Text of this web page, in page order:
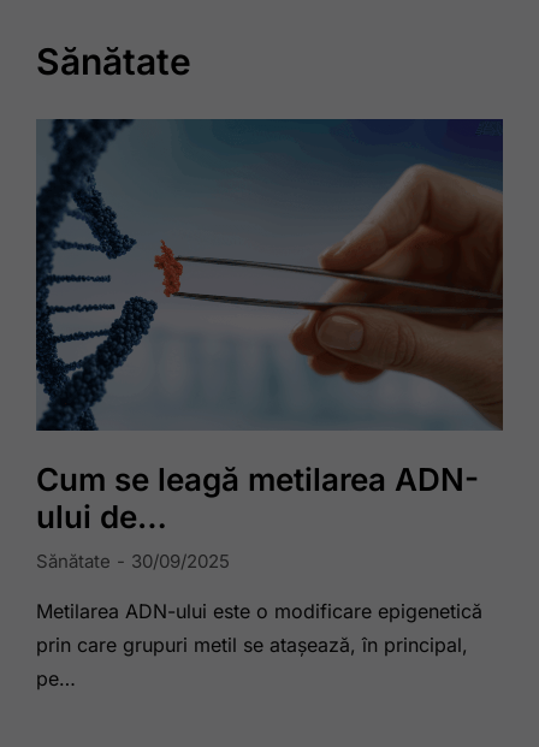
Sănătate
Cum se leagă metilarea ADN-
ului de…
Sănătate 30/09/2025
Metilarea ADN-ului este o modificare epigenetică
prin care grupuri metil se atașează, în principal,
pe…